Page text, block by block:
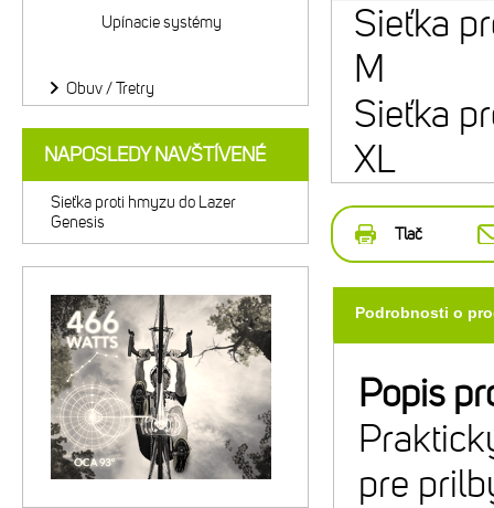
Sieťka
M
Sieťka
XL
Tlač
Podrobnosti o
Popis
pre
Upínacie systémy
Obuv / Tretry
NAPOSLEDY NAVŠTÍVENÉ
Sieťka proti hmyzu do Lazer
Genesis